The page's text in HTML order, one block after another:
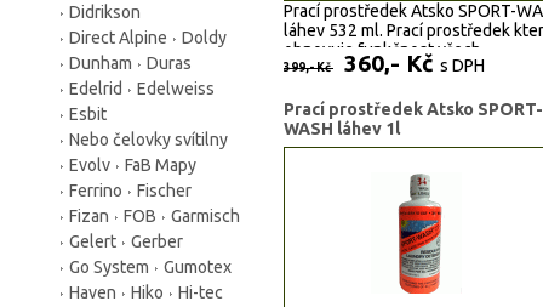
Didrikson
Direct Alpine
Doldy
Dunham
Duras
Edelrid
Edelweiss
Esbit
Nebo čelovky svítilny
Evolv
FaB Mapy
Ferrino
Fischer
Fizan
FOB
Garmisch
Gelert
Gerber
Go System
Gumotex
Haven
Hiko
Hi-tec
Prací prostředek Atsko SPORT-
láhev 532 ml. Prací prostředek
obnovuje funkčnost všech
nepromokavých HI-TECH tkanin
SYMPATEX, BLOCKVENT, SOFT-
Jiné...
399,- Kč 360,- Kč s DPH
Prací prostředek Atsko SPORT-
WASH láhev 1l